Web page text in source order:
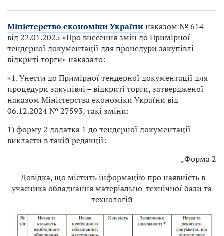
Міністерство економіки Українинаказом № 614
від 22.01.2025 «Про внесення змін до Примірної
тендерної документації для процедури закупівлі –
відкриті торги» наказало:
«1. Унести до Примірної тендерної документації для
процедури закупівлі – відкриті торги, затвердженої
наказом Міністерства економіки України від
06.12.2024 № 27593, такі зміни:
1) форму 2 додатка 1 до тендерної документації
викласти в такій редакції:
„Форма 2
Довідка, що містить інформацію про наявність в
учасника обладнання матеріально-технічної бази та
технологій